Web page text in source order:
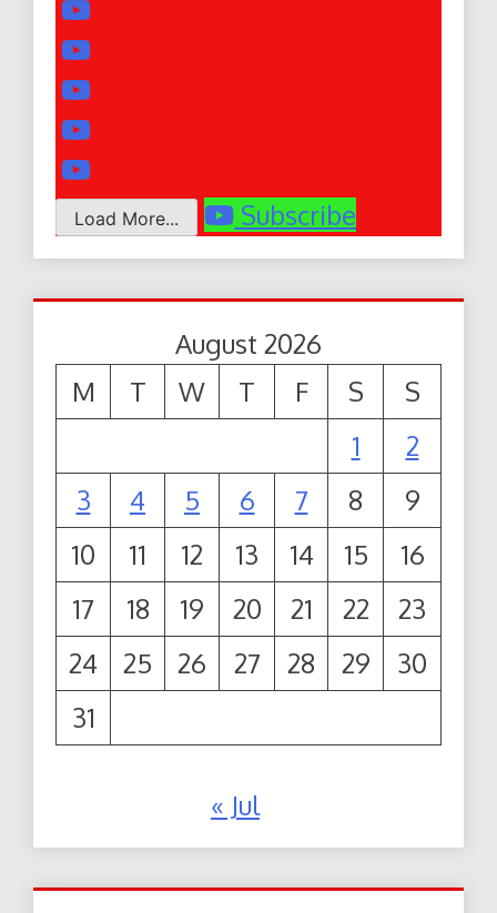
Load More... Subscribe
August 2026
M
T W T F S
S
1
2
3
4 5 6 7 8
9
10
11 12 13 14 15
16
17
18 19 20 21 22
23
24
25 26 27 28 29
30
31
« Jul